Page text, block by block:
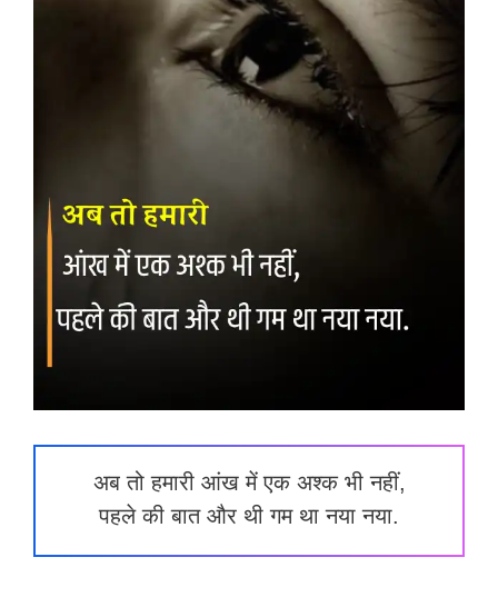
अब तो हमारी आंख में एक अश्क भी नहीं,
पहले की बात और थी गम था नया नया.